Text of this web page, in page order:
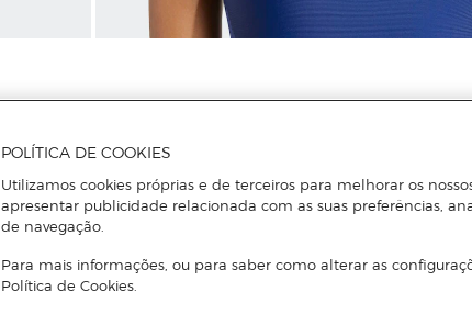
POLÍTICA DE COOKIES
Utilizamos cookies próprias e de terceiros para melhorar os
apresentar publicidade relacionada com as suas preferências,
de navegação.
Para mais informações, ou para saber como alterar as
Política de Cookies.